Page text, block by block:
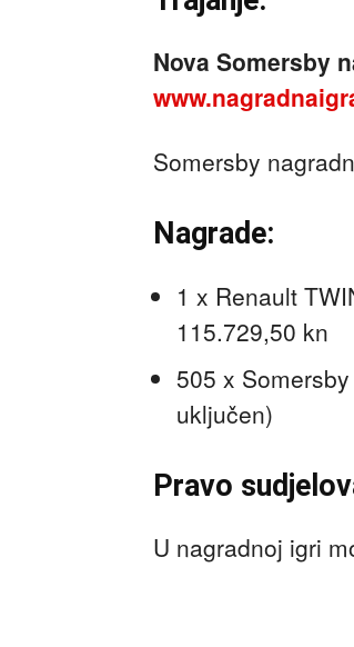
Nova Somersby
Somersby
Nagrade:
1 x Renault
115.729,50 kn
505 x
uključen)
Pravo
U nagradnoj igri